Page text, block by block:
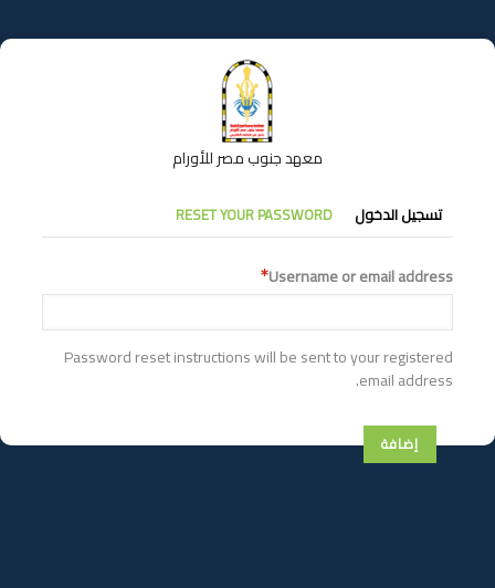
إلى
المحتوى
معهد جنوب مصر للأورام
التبويبات
الأساسية
تسجيل الدخول RESET YOUR PASSWORD
Username or email address
Password reset instructions will be sent to your registered
email address.